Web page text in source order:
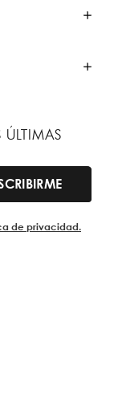
ÚLTIMAS
de privacidad.